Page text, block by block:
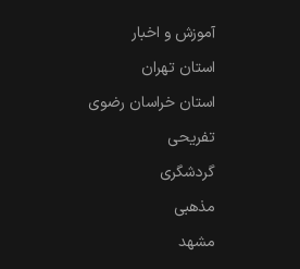
آموزش و اخبار
استان تهران
استان خراسان رضوی
تفریحی
گردشگری
مذهبی
مشهد